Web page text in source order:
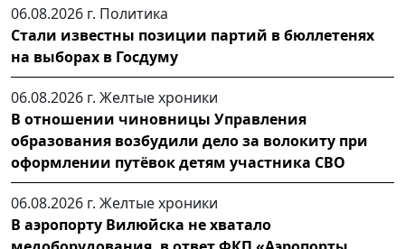
06.08.2026 г. Политика
Стали известны позиции партий в бюллетенях
на выборах в Госдуму
06.08.2026 г. Желтые хроники
В отношении чиновницы Управления
образования возбудили дело за волокиту при
оформлении путёвок детям участника СВО
06.08.2026 г. Желтые хроники
В аэропорту Вилюйска не хватало